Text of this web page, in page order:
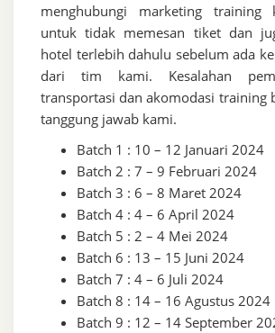
menghubungi marketing training
untuk tidak memesan tiket dan
hotel terlebih dahulu sebelum ada
dari tim kami. Kesalahan
transportasi dan akomodasi training
tanggung jawab kami.
Batch 1 : 10 – 12 Januari 2024
Batch 2 : 7 – 9 Februari 2024
Batch 3 : 6 – 8 Maret 2024
Batch 4 : 4 – 6 April 2024
Batch 5 : 2 – 4 Mei 2024
Batch 6 : 13 – 15 Juni 2024
Batch 7 : 4 – 6 Juli 2024
Batch 8 : 14 – 16 Agustus 2024
Batch 9 : 12 – 14 September